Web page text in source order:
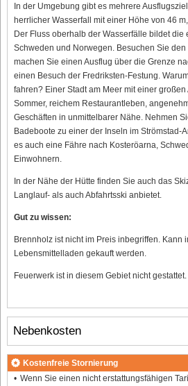
In der Umgebung gibt es mehrere
herrlicher Wasserfall mit einer Höhe von 46
Der Fluss oberhalb der Wasserfälle bildet
Schweden und Norwegen. Besuchen Sie
machen Sie einen Ausflug über die Grenze
einen Besuch der Fredriksten-Festung.
fahren? Einer Stadt am Meer mit einer
Sommer, reichem Restaurantleben,
Geschäften in unmittelbarer Nähe. Nehmen
Badeboote zu einer der Inseln im Strömstad-
es auch eine Fähre nach Kosteröarna,
Einwohnern.
In der Nähe der Hütte finden Sie auch das
Langlauf- als auch Abfahrtsski anbietet.
Gut zu wissen:
Brennholz ist nicht im Preis inbegriffen. Kann
Lebensmittelladen gekauft werden.
Feuerwerk ist in diesem Gebiet nicht gestattet.
Nebenkosten
Kostenfreie Stornierung
Wenn Sie einen nicht erstattungsfähigen